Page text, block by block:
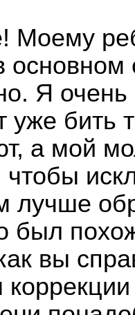
Моему
основном
Я
уже бить
а мой
чтобы
лучше
был
вы